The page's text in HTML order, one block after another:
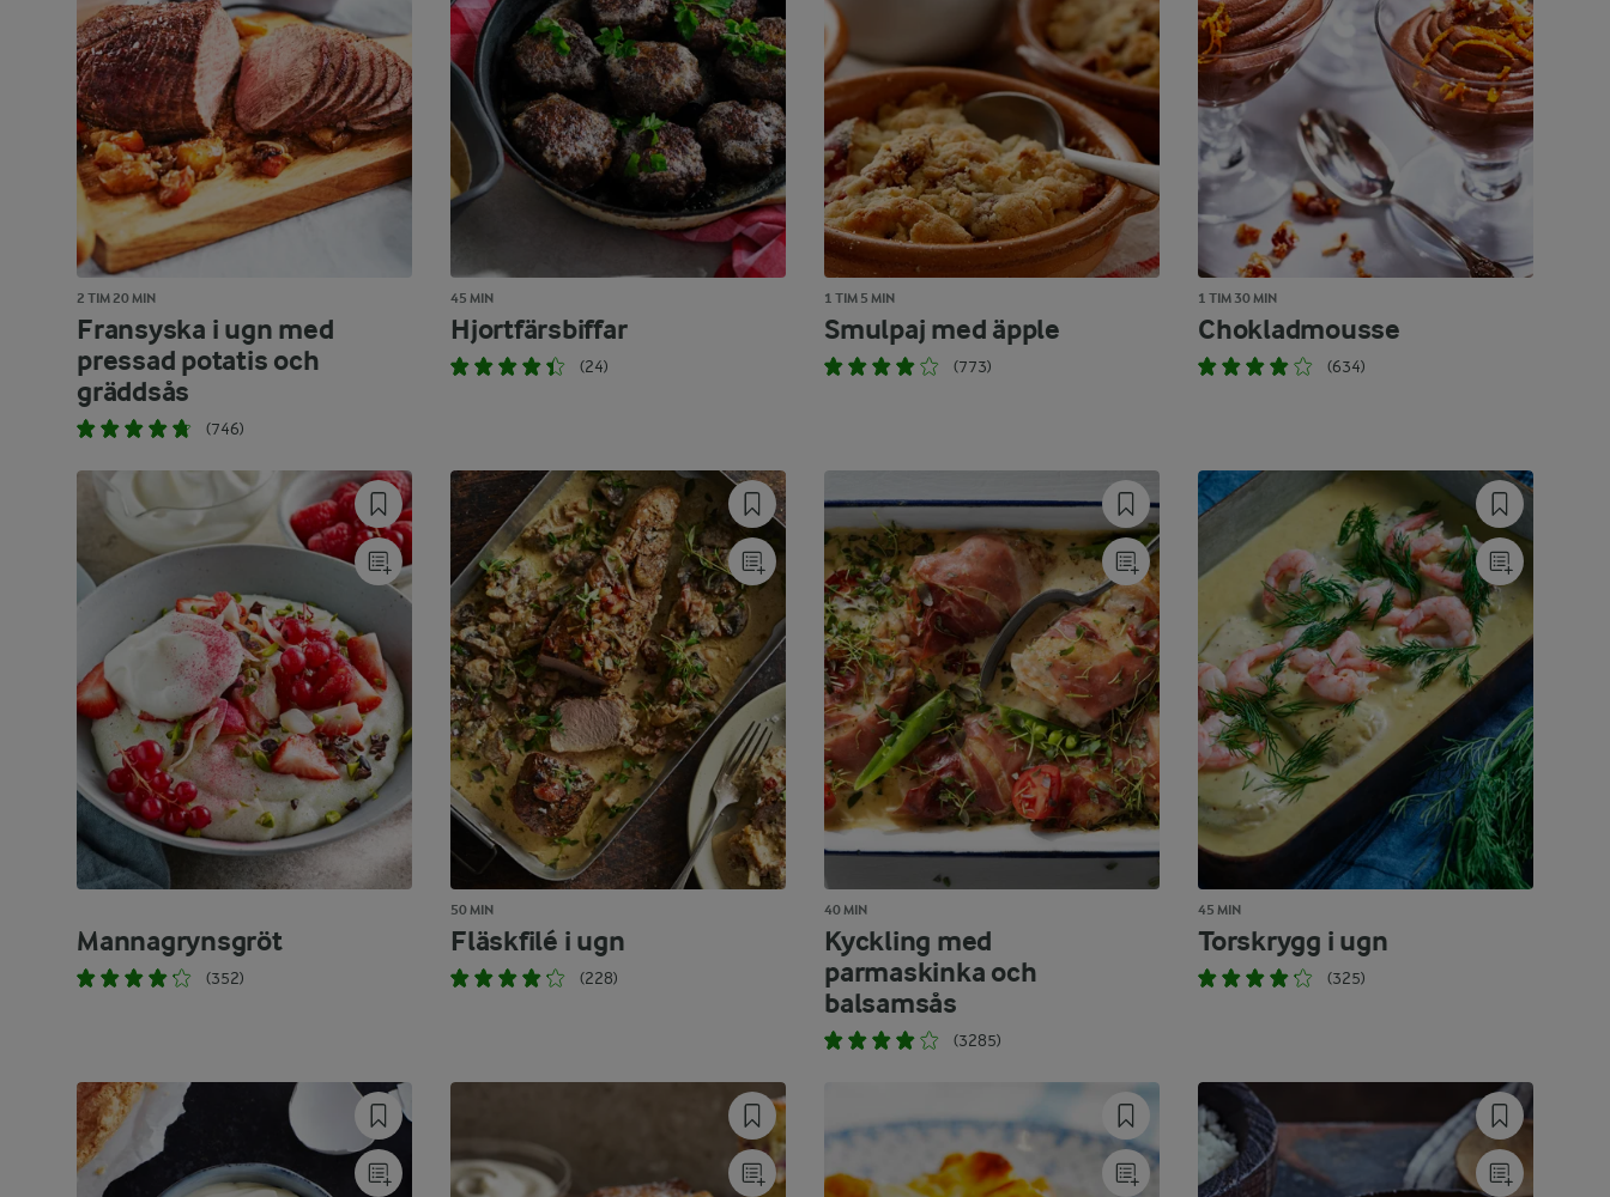
2 TIM 20 MIN
Fransyska i ugn med
pressad potatis och
gräddsås
(746)
45 MIN
Hjortfärsbiffar
(24)
1 TIM 5 MIN
Smulpaj med äpple
(773)
1 TIM 30 MIN
Chokladmousse
(634)
Mannagrynsgröt
(352)
50 MIN
Fläskfilé i ugn
(228)
40 MIN
Kyckling med
parmaskinka och
balsamsås
(3285)
45 MIN
Torskrygg i ugn
(325)